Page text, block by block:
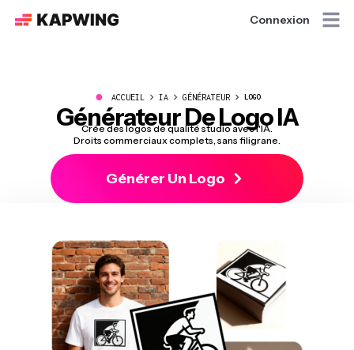
Connexion
● ACCUEIL IA GÉNÉRATEUR LOGO
Générateur De Logo IA
Crée des logos de qualité studio avec l'IA.
Droits commerciaux complets, sans filigrane.
Générer Un Logo